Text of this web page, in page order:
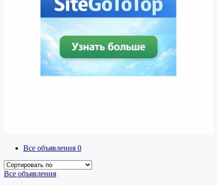
Все объявления 0
Все объявления